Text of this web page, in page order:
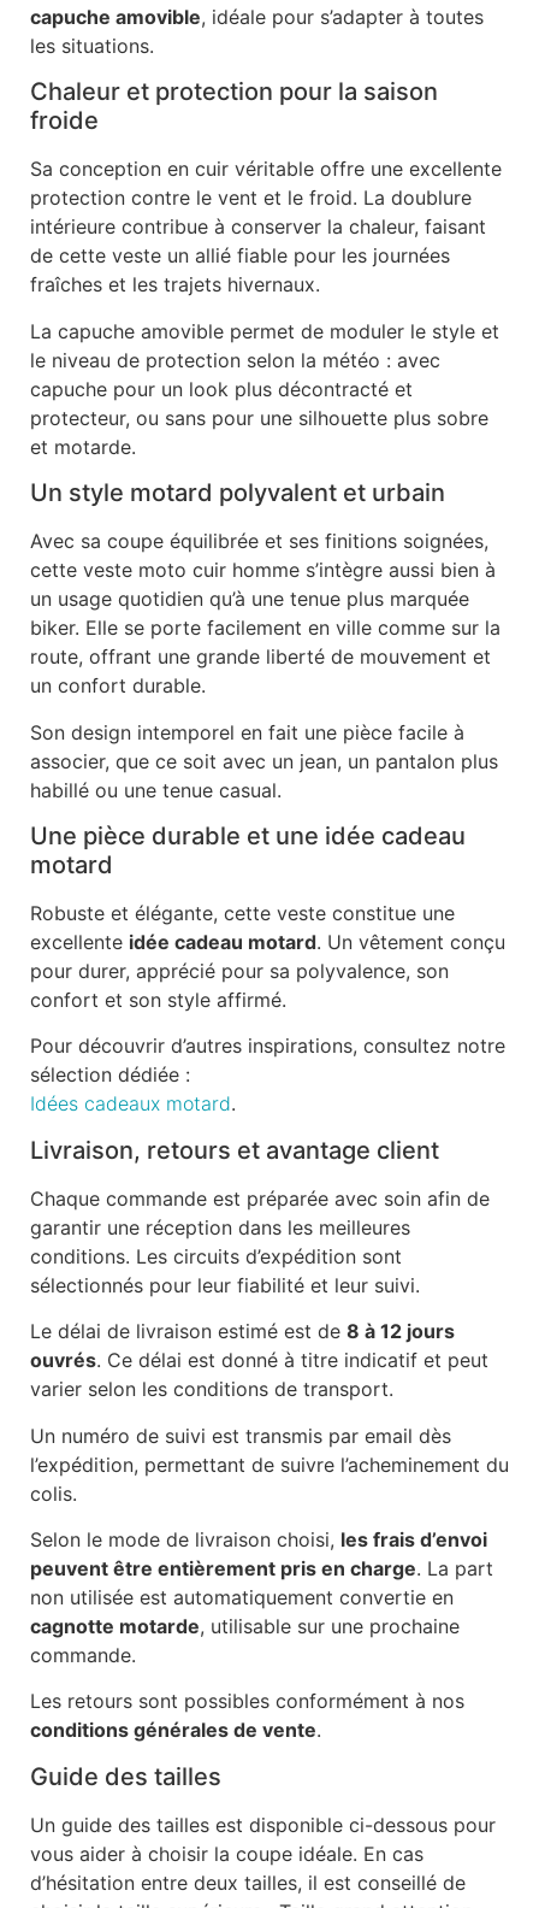
capuche amovible, idéale pour s’adapter à toutes
les situations.
Chaleur et protection pour la saison
froide
Sa conception en cuir véritable offre une excellente
protection contre le vent et le froid. La doublure
intérieure contribue à conserver la chaleur, faisant
de cette veste un allié fiable pour les journées
fraîches et les trajets hivernaux.
La capuche amovible permet de moduler le style et
le niveau de protection selon la météo : avec
capuche pour un look plus décontracté et
protecteur, ou sans pour une silhouette plus sobre
et motarde.
Un style motard polyvalent et urbain
Avec sa coupe équilibrée et ses finitions soignées,
cette veste moto cuir homme s’intègre aussi bien à
un usage quotidien qu’à une tenue plus marquée
biker. Elle se porte facilement en ville comme sur la
route, offrant une grande liberté de mouvement et
un confort durable.
Son design intemporel en fait une pièce facile à
associer, que ce soit avec un jean, un pantalon plus
habillé ou une tenue casual.
Une pièce durable et une idée cadeau
motard
Robuste et élégante, cette veste constitue une
excellente idée cadeau motard. Un vêtement conçu
pour durer, apprécié pour sa polyvalence, son
confort et son style affirmé.
Pour découvrir d’autres inspirations, consultez notre
sélection dédiée :
Idées cadeaux motard.
Livraison, retours et avantage client
Chaque commande est préparée avec soin afin de
garantir une réception dans les meilleures
conditions. Les circuits d’expédition sont
sélectionnés pour leur fiabilité et leur suivi.
Le délai de livraison estimé est de 8 à 12 jours
ouvrés. Ce délai est donné à titre indicatif et peut
varier selon les conditions de transport.
Un numéro de suivi est transmis par email dès
l’expédition, permettant de suivre l’acheminement du
colis.
Selon le mode de livraison choisi, les frais d’envoi
peuvent être entièrement pris en charge. La part
non utilisée est automatiquement convertie en
cagnotte motarde, utilisable sur une prochaine
commande.
Les retours sont possibles conformément à nos
conditions générales de vente.
Guide des tailles
Un guide des tailles est disponible ci-dessous pour
vous aider à choisir la coupe idéale. En cas
d’hésitation entre deux tailles, il est conseillé de